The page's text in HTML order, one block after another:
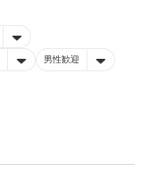
男性歓迎